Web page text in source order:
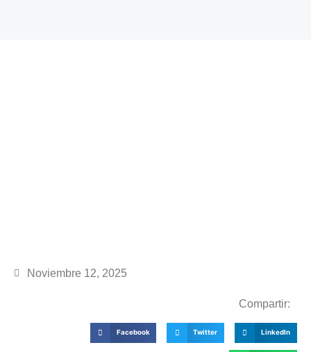
Noviembre 12, 2025
Compartir:
Facebook Twitter LinkedIn